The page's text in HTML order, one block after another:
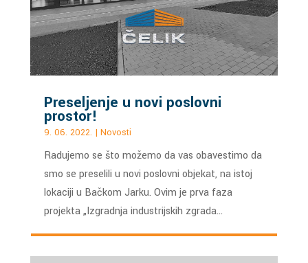
Preseljenje u novi poslovni
prostor!
9. 06. 2022. | Novosti
Radujemo se što možemo da vas obavestimo da
smo se preselili u novi poslovni objekat, na istoj
lokaciji u Bačkom Jarku. Ovim je prva faza
projekta „Izgradnja industrijskih zgrada…